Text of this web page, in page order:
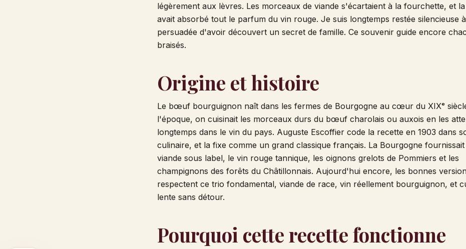
légèrement aux lèvres. Les morceaux de viande s'écartaient à la fourchette, et
avait absorbé tout le parfum du vin rouge. Je suis longtemps restée silencieuse
persuadée d'avoir découvert un secret de famille. Ce souvenir guide encore
braisés.
Origine et histoire
Le bœuf bourguignon naît dans les fermes de Bourgogne au cœur du XIXᵉ
l'époque, on cuisinait les morceaux durs du bœuf charolais ou auxois en les
longtemps dans le vin du pays. Auguste Escoffier code la recette en 1903 dans
culinaire, et la fixe comme un grand classique français. La Bourgogne
viande sous label, le vin rouge tannique, les oignons grelots de Pommiers et les
champignons des forêts du Châtillonnais. Aujourd'hui encore, les bonnes
respectent ce trio fondamental, viande de race, vin réellement bourguignon, et
lente sans détour.
Pourquoi cette recette fonctionne